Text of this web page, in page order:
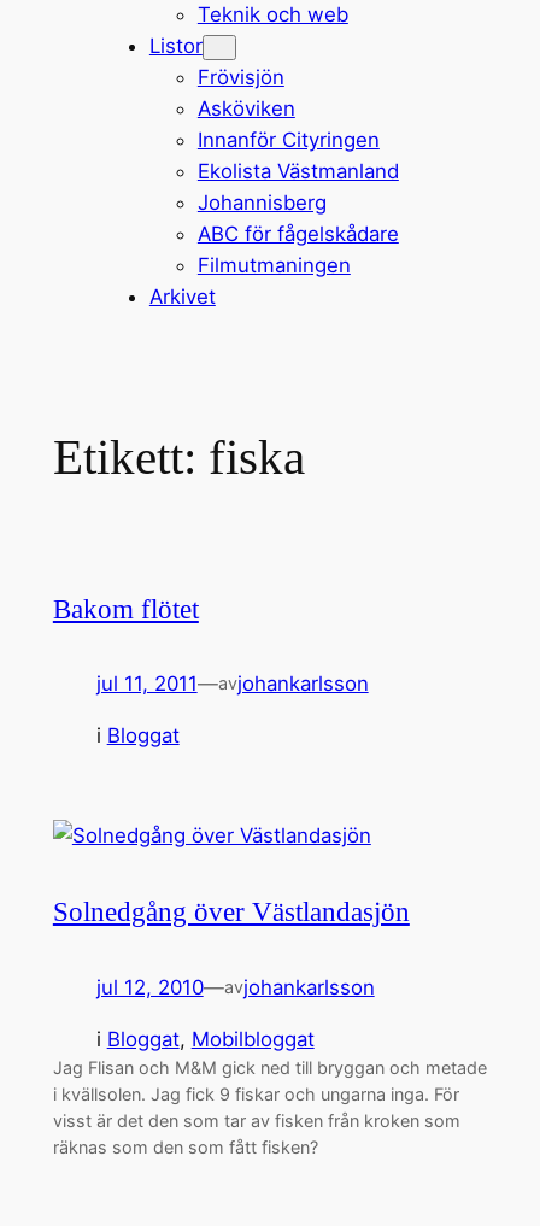
Teknik och web
Listor
Frövisjön
Asköviken
Innanför Cityringen
Ekolista Västmanland
Johannisberg
ABC för fågelskådare
Filmutmaningen
Arkivet
Etikett: fiska
Bakom flötet
jul 11, 2011—avjohankarlsson
i Bloggat
Solnedgång över Västlandasjön
jul 12, 2010—avjohankarlsson
i Bloggat, Mobilbloggat
Jag Flisan och M&M gick ned till bryggan och metade
i kvällsolen. Jag fick 9 fiskar och ungarna inga. För
visst är det den som tar av fisken från kroken som
räknas som den som fått fisken?